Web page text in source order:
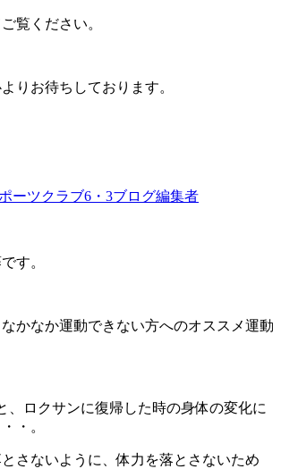
覧ください。
りお待ちしております。
ーツクラブ6・3ブログ編集者
す。
かなか運動できない方へのオススメ運動
、ロクサンに復帰した時の身体の変化に
・。
さないように、体力を落とさないため